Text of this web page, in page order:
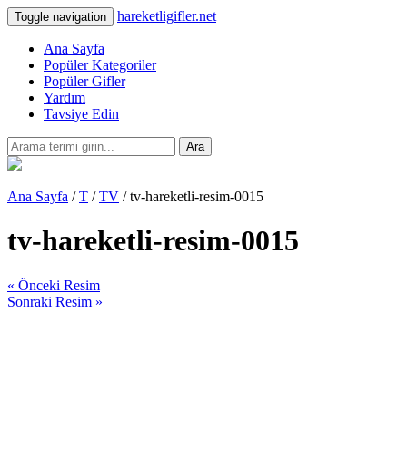
Toggle navigation hareketligifler.net
Ana Sayfa
Popüler Kategoriler
Popüler Gifler
Yardım
Tavsiye Edin
Ara
Ana Sayfa /T /TV / tv-hareketli-resim-0015
tv-hareketli-resim-0015
« Önceki Resim
Sonraki Resim »